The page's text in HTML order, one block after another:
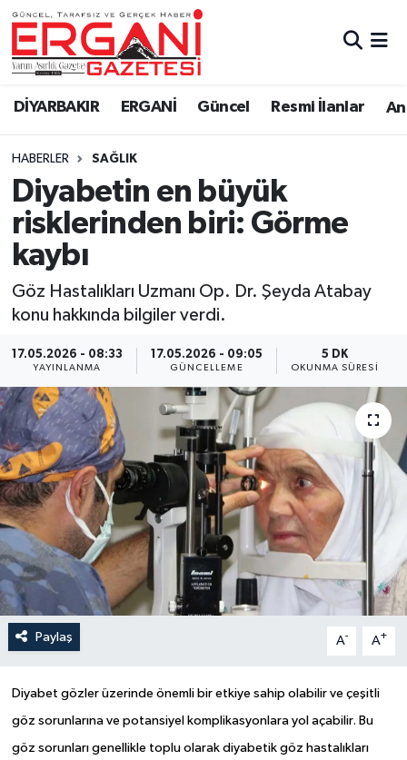
DİYARBAKIR ERGANİ Güncel Resmi İlanlar
HABERLER SAĞLIK
Diyabetin en büyük
risklerinden biri: Görme
kaybı
Göz Hastalıkları Uzmanı Op. Dr. Şeyda Atabay
konu hakkında bilgiler verdi.
17.05.2026 - 08:33
YAYINLANMA
17.05.2026 - 09:05
GÜNCELLEME
5 DK
OKUNMA SÜRESI
Paylaş A- A+
Diyabet gözler üzerinde önemli bir etkiye sahip olabilir ve çeşitli
göz sorunlarına ve potansiyel komplikasyonlara yol açabilir. Bu
göz sorunları genellikle toplu olarak diyabetik göz hastalıkları
DİYARBAKIR
BİSMİL
BAĞLAR
ERGANİ
Güncel
Eği̇ti̇m
Resmi İlanlar
Sağlık
Si̇yaset
Spor
Yaşam
Anali̇z
Bi̇li̇m & Teknoloji̇
Dünya
Eği̇ti̇m
Ergani Nöbetçi Eczaneler
Ergani Hava Durumu
Ergani Trafik Yoğunluk Haritası
Süper Lig Puan Durumu ve Fikstür
Tüm Manşetler
Son Dakika Haberleri
Haber Arşivi